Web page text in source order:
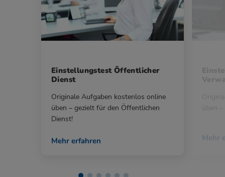
Einstellungstest Öffentlicher
Dienst
Originale Aufgaben kostenlos online
üben – gezielt für den Öffentlichen
Dienst!
Mehr erfahren Mehr